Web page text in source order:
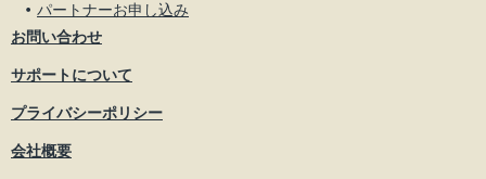
パートナーお申し込み
お問い合わせ
サポートについて
プライバシーポリシー
会社概要